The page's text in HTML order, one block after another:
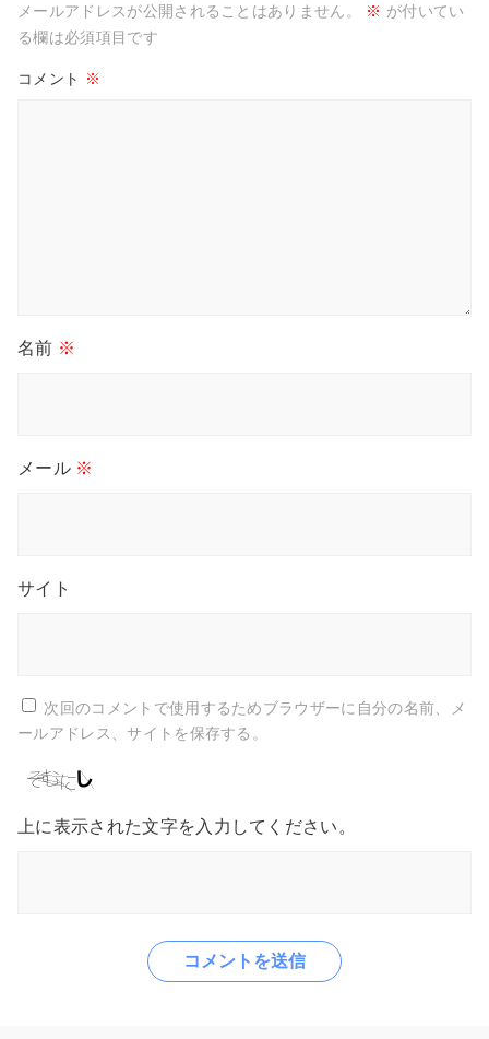
メールアドレスが公開されることはありません。 ※ が付いてい
る欄は必須項目です
コメント ※
名前 ※
メール ※
サイト
次回のコメントで使用するためブラウザーに自分の名前、メ
ールアドレス、サイトを保存する。
上に表示された文字を入力してください。